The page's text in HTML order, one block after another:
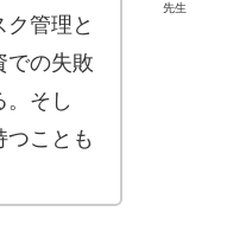
先生
管理と
での失敗
。そし
つことも